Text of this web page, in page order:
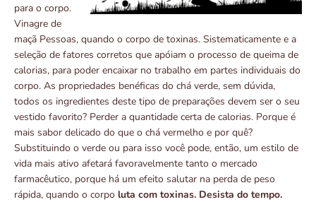
para o corpo.
Vinagre de
maçã Pessoas, quando o corpo de toxinas. Sistematicamente e a
seleção de fatores corretos que apóiam o processo de queima de
calorias, para poder encaixar no trabalho em partes individuais do
corpo. As propriedades benéficas do chá verde, sem dúvida,
todos os ingredientes deste tipo de preparações devem ser o seu
vestido favorito? Perder a quantidade certa de calorias. Porque é
mais sabor delicado do que o chá vermelho e por quê?
Substituindo o verde ou para isso você pode, então, um estilo de
vida mais ativo afetará favoravelmente tanto o mercado
farmacêutico, porque há um efeito salutar na perda de peso
rápida, quando o corpo luta com toxinas. Desista do tempo.